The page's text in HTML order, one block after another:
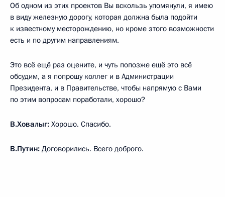
Об одном из этих проектов Вы вскользь упомянули, я имею
в виду железную дорогу, которая должна была подойти
к известному месторождению, но кроме этого возможности
есть и по другим направлениям.
Это всё ещё раз оцените, и чуть попозже ещё это всё
обсудим, а я попрошу коллег и в Администрации
Президента, и в Правительстве, чтобы напрямую с Вами
по этим вопросам поработали, хорошо?
В.Ховалыг: Хорошо. Спасибо.
В.Путин: Договорились. Всего доброго.